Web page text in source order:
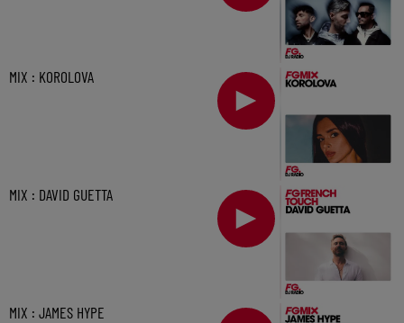
MIX : KOROLOVA
MIX : DAVID GUETTA
MIX : JAMES HYPE